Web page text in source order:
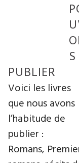
S
PUBLIER
Voici les livres
que nous avons
l’habitude de
publier :
Romans,